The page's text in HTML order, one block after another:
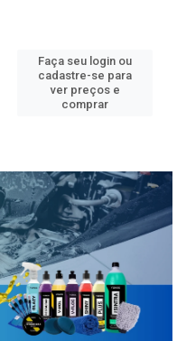
Faça seu login ou
cadastre-se para
ver preços e
comprar